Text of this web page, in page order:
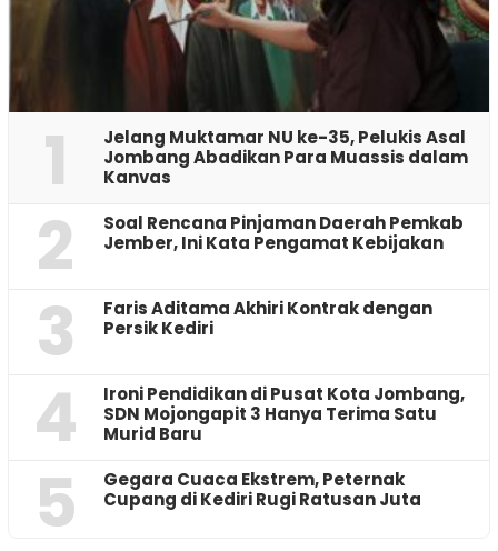
1
Jelang Muktamar NU ke-35, Pelukis Asal
Jombang Abadikan Para Muassis dalam
Kanvas
2
‎Soal Rencana Pinjaman Daerah Pemkab
Jember, Ini Kata Pengamat Kebijakan ‎
3
Faris Aditama Akhiri Kontrak dengan
Persik Kediri
4
Ironi Pendidikan di Pusat Kota Jombang,
SDN Mojongapit 3 Hanya Terima Satu
Murid Baru
5
‎Gegara Cuaca Ekstrem, Peternak
Cupang di Kediri Rugi Ratusan Juta